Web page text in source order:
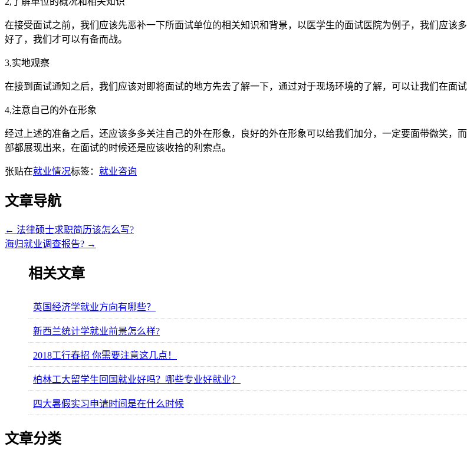
在接受面试之前，我们应该先恶补一下所面试单位的相关知识和背景，以医学生的面试医院为例子，我们应
好了，我们才可以有备而战。
3,实地观察
在接到面试通知之后，我们应该对即将面试的地方先去了解一下，通过对于现场环境的了解，可以让我们在面
4,注意自己的外在形象
经过上述的准备之后，还应该多多关注自己的外在形象，良好的外在形象可以给我们加分，一定要面带微笑
部都展现出来，在面试的时候还是应该收拾的利索点。
张贴在就业情况标签： 就业咨询
文章导航
← 法律硕士求职简历该怎么写?
海归就业调查报告? →
相关文章
英国经济学就业方向有哪些？
新西兰统计学就业前景怎么样?
2018工行春招 你需要注意这几点！
柏林工大留学生回国就业好吗？哪些专业好就业？
四大暑假实习申请时间是在什么时候
文章分类